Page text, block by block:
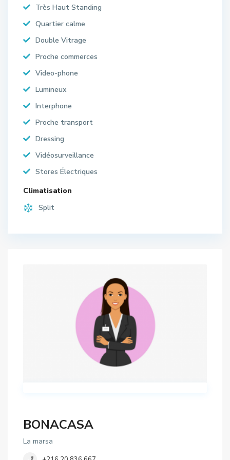
Très Haut Standing
Quartier calme
Double Vitrage
Proche commerces
Video-phone
Lumineux
Interphone
Proche transport
Dressing
Vidéosurveillance
Stores Électriques
Climatisation
Split
BONACASA
La marsa